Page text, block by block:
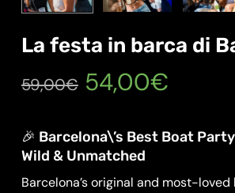
La festa in barca di
59,00€ Il
originale
era:
59,00€.
54,00€Il
è:
🎉 Barcelona\’s Best Boat
Wild & Unmatched
Barcelona’s original and most-